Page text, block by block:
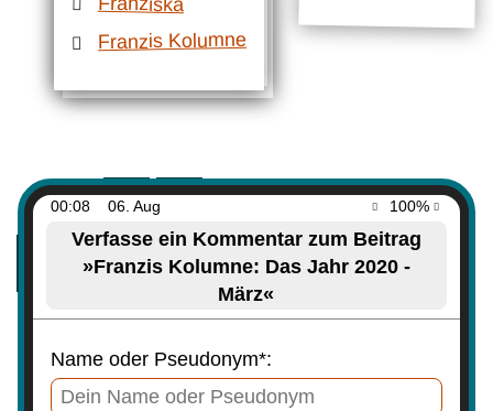
Franzis Kolumne
00:08 06. Aug 100%
Verfasse ein Kommentar zum Beitrag
»Franzis Kolumne: Das Jahr 2020 -
März«
Name oder Pseudonym*: